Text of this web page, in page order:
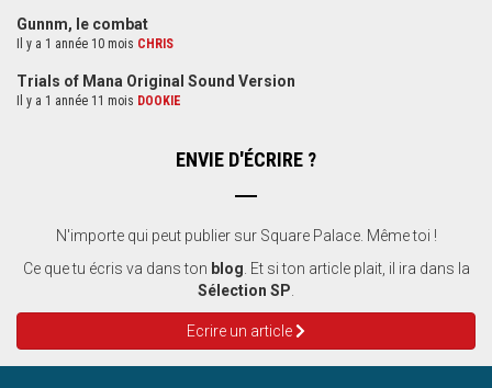
Gunnm, le combat
Il y a 1 année 10 mois CHRIS
Trials of Mana Original Sound Version
Il y a 1 année 11 mois DOOKIE
ENVIE D'ÉCRIRE ?
N'importe qui peut publier sur Square Palace. Même toi !
Ce que tu écris va dans ton blog. Et si ton article plait, il ira dans la
Sélection SP.
Ecrire un article